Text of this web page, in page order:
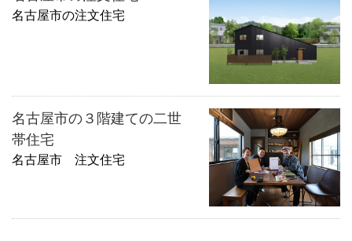
名古屋市の注文住宅
名古屋市の３階建ての二世
帯住宅
名古屋市 注文住宅